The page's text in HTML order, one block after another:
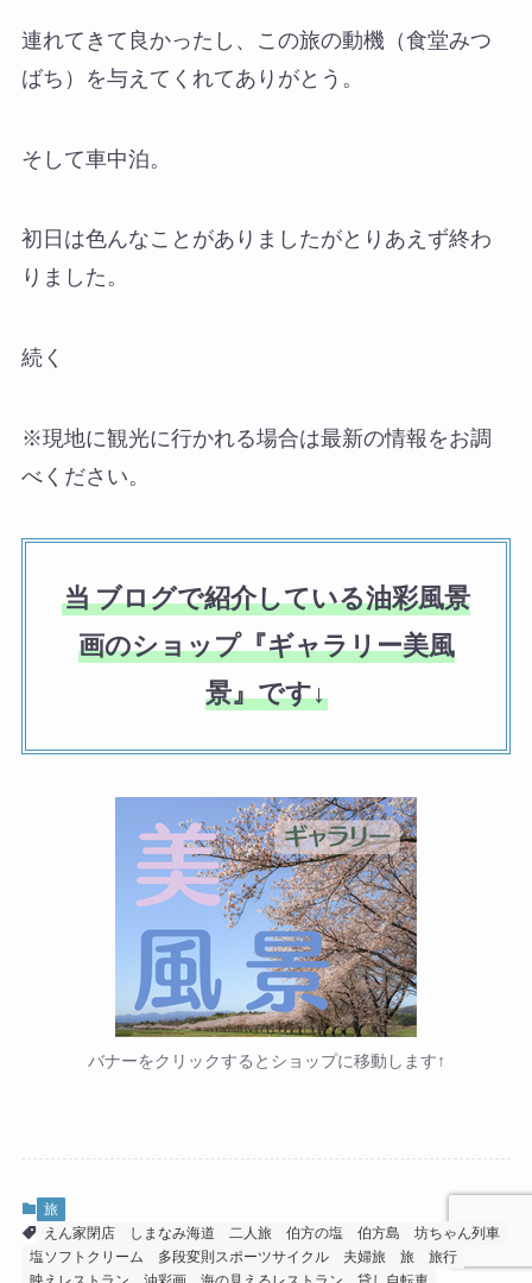
連れてきて良かったし、この旅の動機（食堂みつ
ばち）を与えてくれてありがとう。
そして車中泊。
初日は色んなことがありましたがとりあえず終わ
りました。
続く
※現地に観光に行かれる場合は最新の情報をお調
べください。
当ブログで紹介している油彩風景
画のショップ『ギャラリー美風
景』です↓
バナーをクリックするとショップに移動します↑
旅
えん家閉店
しまなみ海道 二人旅 伯方の塩 伯方島
坊ちゃん列車
塩ソフトクリーム
多段変則スポーツサイクル 夫婦旅 旅
旅行